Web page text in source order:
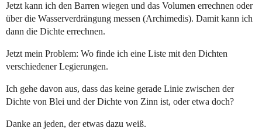
Jetzt kann ich den Barren wiegen und das Volumen errechnen oder
über die Wasserverdrängung messen (Archimedis). Damit kann ich
dann die Dichte errechnen.
Jetzt mein Problem: Wo finde ich eine Liste mit den Dichten
verschiedener Legierungen.
Ich gehe davon aus, dass das keine gerade Linie zwischen der
Dichte von Blei und der Dichte von Zinn ist, oder etwa doch?
Danke an jeden, der etwas dazu weiß.